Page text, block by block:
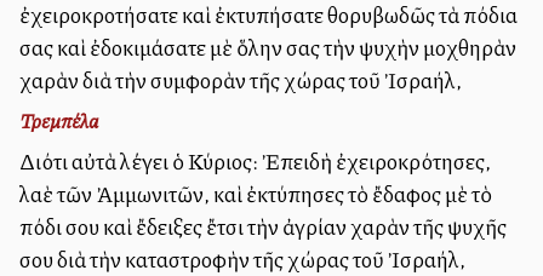
ἐχειροκροτήσατε καὶ ἐκτυπήσατε θορυβωδῶς τὰ πόδια
σας καὶ ἐδοκιμάσατε μὲ ὅλην σας τὴν ψυχὴν μοχθηρὰν
χαρὰν διὰ τὴν συμφορὰν τῆς χώρας τοῦ Ἰσραήλ,
Τρεμπέλα
Διότι αὐτὰ λέγει ὁ Κύριος: Ἐπειδὴ ἐχειροκρότησες,
λαὲ τῶν Ἀμμωνιτῶν, καὶ ἐκτύπησες τὸ ἔδαφος μὲ τὸ
πόδι σου καὶ ἔδειξες ἔτσι τὴν ἀγρίαν χαρὰν τῆς ψυχῆς
σου διὰ τὴν καταστροφὴν τῆς χώρας τοῦ Ἰσραήλ,